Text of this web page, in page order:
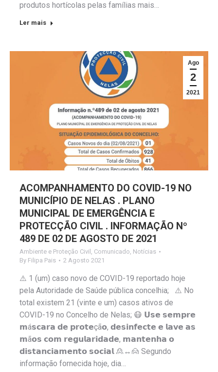
produtos hortícolas pelas famílias mais…
Ler mais
Ago
2
2021
ACOMPANHAMENTO DO COVID-19 NO
MUNICÍPIO DE NELAS . PLANO
MUNICIPAL DE EMERGÊNCIA E
PROTECÇÃO CIVIL . INFORMAÇÃO Nº
489 DE 02 DE AGOSTO DE 2021
Ambiente e Proteção Civil Comunicado Notícias
By Filipa Pais 2 Agosto 2021
⚠️ 1 (um) caso novo de COVID-19 reportado hoje
pela Autoridade de Saúde pública concelhia; ⚠️ No
total existem 21 (vinte e um) casos ativos de
COVID-19 no Concelho de Nelas; 😷 𝗨𝘀𝗲 𝘀𝗲𝗺𝗽𝗿𝗲
𝗺á𝘀𝗰𝗮𝗿𝗮 𝗱𝗲 𝗽𝗿𝗼𝘁𝗲çã𝗼, 𝗱𝗲𝘀𝗶𝗻𝗳𝗲𝗰𝘁𝗲 𝗲 𝗹𝗮𝘃𝗲 𝗮𝘀
𝗺ã𝗼𝘀 𝗰𝗼𝗺 𝗿𝗲𝗴𝘂𝗹𝗮𝗿𝗶𝗱𝗮𝗱𝗲, 𝗺𝗮𝗻𝘁𝗲𝗻𝗵𝗮 𝗼
𝗱𝗶𝘀𝘁𝗮𝗻𝗰𝗶𝗮𝗺𝗲𝗻𝘁𝗼 𝘀𝗼𝗰𝗶𝗮𝗹 🙎↔️🙍 Segundo
informação fornecida hoje, dia…